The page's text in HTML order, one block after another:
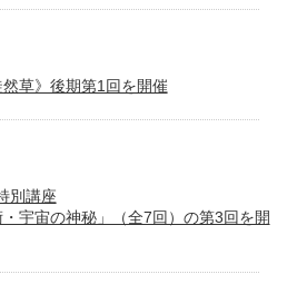
草》後期第1回を開催
別講座
・宇宙の神秘」（全7回）の第3回を開